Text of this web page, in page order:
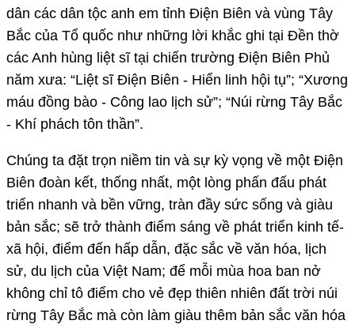
dân các dân tộc anh em tỉnh Điện Biên và vùng Tây
Bắc của Tổ quốc như những lời khắc ghi tại Đền thờ
các Anh hùng liệt sĩ tại chiến trường Điện Biên Phủ
năm xưa: “Liệt sĩ Điện Biên - Hiển linh hội tụ”; “Xương
máu đồng bào - Công lao lịch sử”; “Núi rừng Tây Bắc
- Khí phách tôn thần”.
Chúng ta đặt trọn niềm tin và sự kỳ vọng về một Điện
Biên đoàn kết, thống nhất, một lòng phấn đấu phát
triển nhanh và bền vững, tràn đầy sức sống và giàu
bản sắc; sẽ trở thành điểm sáng về phát triển kinh tế-
xã hội, điểm đến hấp dẫn, đặc sắc về văn hóa, lịch
sử, du lịch của Việt Nam; để mỗi mùa hoa ban nở
không chỉ tô điểm cho vẻ đẹp thiên nhiên đất trời núi
rừng Tây Bắc mà còn làm giàu thêm bản sắc văn hóa